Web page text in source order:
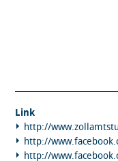
Link
http://
http://
http://